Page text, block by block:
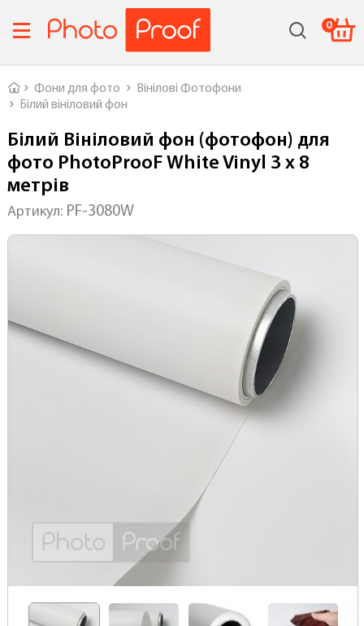
0
Головна
Фони для фото
Вінілові Фотофони
Білий вініловий фон
Білий Вініловий фон (фотофон) для
фото PhotoProoF White Vinyl 3 х 8
метрів
Артикул: PF-3080W